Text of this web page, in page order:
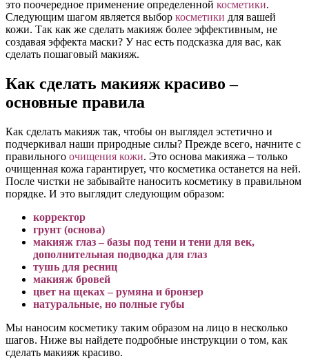
это поочередное применение определенной косметики.
Следующим шагом является выбор косметики для вашей
кожи. Так как же сделать макияж более эффективным, не
создавая эффекта маски? У нас есть подсказка для вас, как
сделать пошаговый макияж.
Как сделать макияж красиво –
основные правила
Как сделать макияж так, чтобы он выглядел эстетично и
подчеркивал наши природные силы? Прежде всего, начните с
правильного очищения кожи. Это основа макияжа – только
очищенная кожа гарантирует, что косметика останется на ней.
После чистки не забывайте наносить косметику в правильном
порядке. И это выглядит следующим образом:
корректор
грунт (основа)
макияж глаз – базы под тени и тени для век,
дополнительная подводка для глаз
тушь для ресниц
макияж бровей
цвет на щеках – румяна и бронзер
натуральные, но полные губы
Мы наносим косметику таким образом на лицо в несколько
шагов. Ниже вы найдете подробные инструкции о том, как
сделать макияж красиво.